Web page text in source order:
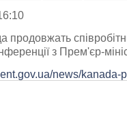
продовжать
з Прем'єр-
news/